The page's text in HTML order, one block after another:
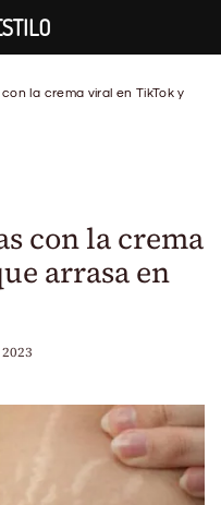
la crema viral en TikTok y
con la crema
arrasa en